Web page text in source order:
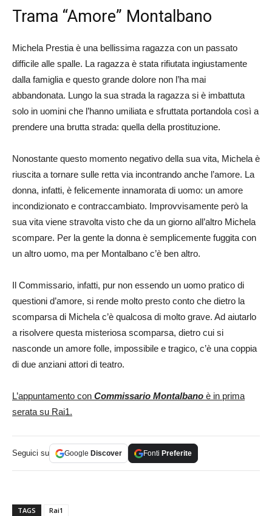
Trama “Amore” Montalbano
Michela Prestia è una bellissima ragazza con un passato
difficile alle spalle. La ragazza è stata rifiutata ingiustamente
dalla famiglia e questo grande dolore non l’ha mai
abbandonata. Lungo la sua strada la ragazza si è imbattuta
solo in uomini che l’hanno umiliata e sfruttata portandola così a
prendere una brutta strada: quella della prostituzione.
Nonostante questo momento negativo della sua vita, Michela è
riuscita a tornare sulle retta via incontrando anche l’amore. La
donna, infatti, è felicemente innamorata di uomo: un amore
incondizionato e contraccambiato. Improvvisamente però la
sua vita viene stravolta visto che da un giorno all’altro Michela
scompare. Per la gente la donna è semplicemente fuggita con
un altro uomo, ma per Montalbano c’è ben altro.
Il Commissario, infatti, pur non essendo un uomo pratico di
questioni d’amore, si rende molto presto conto che dietro la
scomparsa di Michela c’è qualcosa di molto grave. Ad aiutarlo
a risolvere questa misteriosa scomparsa, dietro cui si
nasconde un amore folle, impossibile e tragico, c’è una coppia
di due anziani attori di teatro.
L’appuntamento con Commissario Montalbano è in prima
serata su Rai1.
Seguici su Google Discover Fonti Preferite
TAGS Rai1